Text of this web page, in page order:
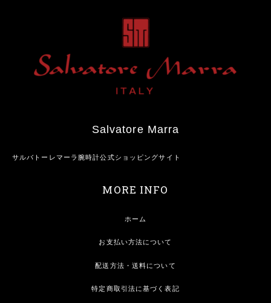
Salvatore Marra
サルバトーレマーラ腕時計公式ショッピングサイト
MORE INFO
ホーム
お支払い方法について
配送方法・送料について
特定商取引法に基づく表記